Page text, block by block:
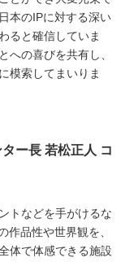
本のIPに対する深い
ると確信していま
への喜びを共有し、
模索してまいりま
ー長 若松正人 コ
トなどを手がけるな
作品性や世界観を、
体で体感できる施設